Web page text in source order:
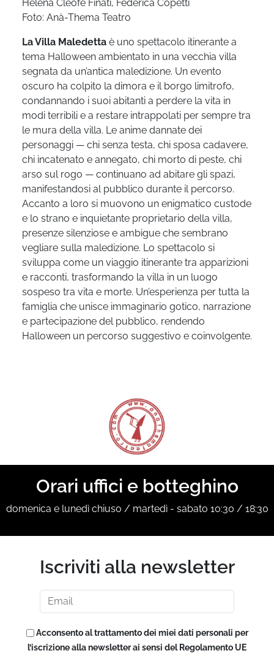
Helena Cleofe Finati, Federica Copetti
Foto: Anà-Thema Teatro
La Villa Maledetta è uno spettacolo itinerante a
tema Halloween ambientato in una vecchia villa
segnata da un’antica maledizione. Un evento
oscuro ha colpito la dimora e il borgo limitrofo,
condannando i suoi abitanti a perdere la vita in
modi terribili e a restare intrappolati per sempre tra
le mura della villa. Le anime dannate dei
personaggi — chi senza testa, chi sposa cadavere,
chi incatenato e annegato, chi morto di peste, chi
arso sul rogo — continuano ad abitare gli spazi,
manifestandosi al pubblico durante il percorso.
Accanto a loro si muovono un enigmatico custode
e lo strano e inquietante proprietario della villa,
presenze silenziose e ambigue che sembrano
vegliare sulla maledizione. Lo spettacolo si
sviluppa come un viaggio itinerante tra apparizioni
e racconti, trasformando la villa in un luogo
sospeso tra vita e morte. Un’esperienza per tutta la
famiglia che unisce immaginario gotico, narrazione
e partecipazione del pubblico, rendendo
Halloween un percorso suggestivo e coinvolgente.
Orari uffici e botteghino
domenica e lunedì chiuso / martedì - sabato 10:30 / 18:30
Iscriviti alla newsletter
Acconsento al trattamento dei miei dati personali per
l’iscrizione alla newsletter ai sensi del Regolamento UE